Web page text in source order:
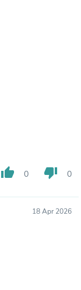
thumb_up 0 thumb_down 0
18 Apr 2026